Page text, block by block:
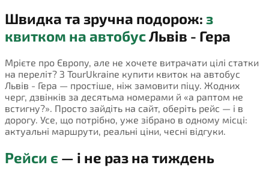
Швидка та зручна подорож: з
квитком на автобусЛьвів - Гера
Мрієте про Європу, але не хочете витрачати цілі статки
на переліт? З TourUkraine купити квиток на автобус
Львів - Гера — простіше, ніж замовити піцу. Жодних
черг, дзвінків за десятьма номерами й «а раптом не
встигну?». Просто зайдіть на сайт, оберіть рейс — і в
дорогу. Усе, що потрібно, уже зібрано в одному місці:
актуальні маршрути, реальні ціни, чесні відгуки.
Рейси є — і не раз на тиждень